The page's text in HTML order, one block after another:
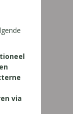
via